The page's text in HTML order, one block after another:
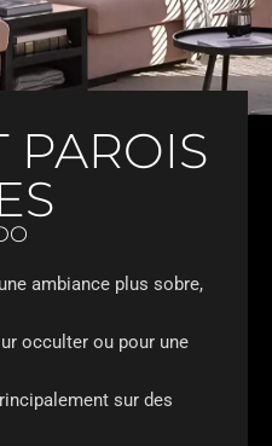
PAROIS
ambiance plus sobre,
occulter ou pour une
sur des